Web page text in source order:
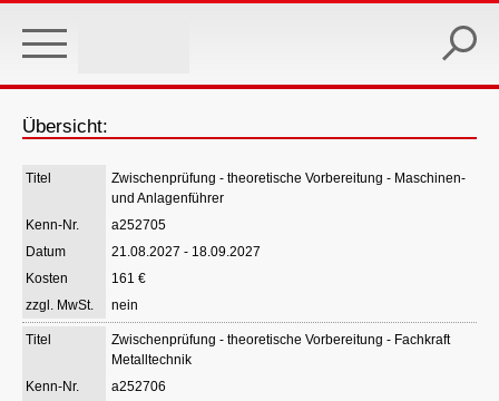
main
Übersicht:
Zwischenprüfung - theoretische Vorbereitung - Maschinen-
und Anlagenführer
a252705
21.08.2027 - 18.09.2027
161 €
nein
Zwischenprüfung - theoretische Vorbereitung - Fachkraft
Metalltechnik
a252706